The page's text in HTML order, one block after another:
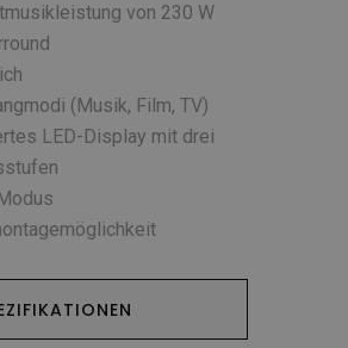
von 230 W
(Musik, Film, TV)
LED-Display mit drei